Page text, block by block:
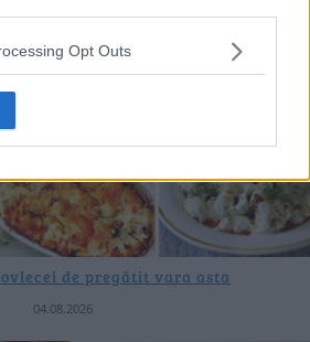
Opt Outs
de pregătit vara asta
04.08.2026